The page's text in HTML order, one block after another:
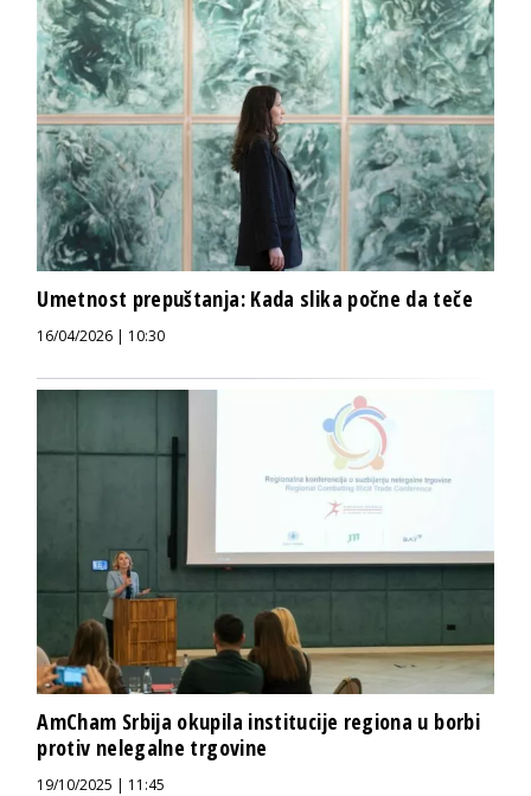
Umetnost prepuštanja: Kada slika počne da teče
16/04/2026 | 10:30
AmCham Srbija okupila institucije regiona u borbi
protiv nelegalne trgovine
19/10/2025 | 11:45